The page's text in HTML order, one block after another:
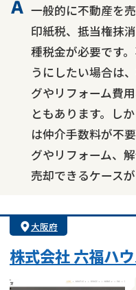
一般的に不動産を
印紙税、抵当権抹
種税金が必要です
うにしたい場合は
グやリフォーム費
ともあります。し
は仲介手数料が不
グやリフォーム、
売却できるケースが
大阪府
株式会社 六福ハ